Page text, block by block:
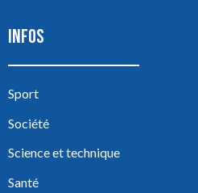
INFOS
Sport
Société
Science et technique
Santé